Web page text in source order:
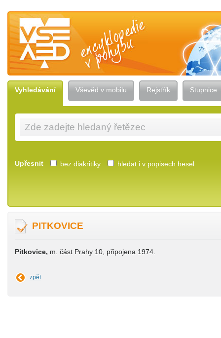
Vševěd — encyklopedie v pohybu
Vyhledávání Vševěd v mobilu Rejstřík Stupnice
Upřesnit bez diakritiky hledat i v popisech hesel
PITKOVICE
Pitkovice, m. část Prahy 10, připojena 1974.
zpět